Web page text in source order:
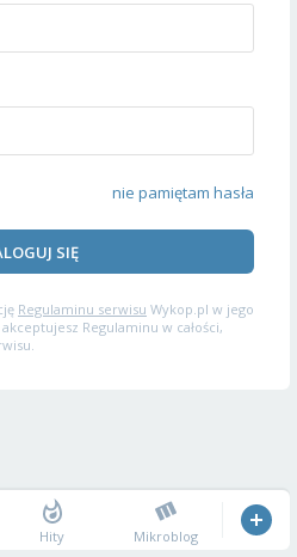
nie pamiętam hasła
SIĘ
Regulaminu serwisu Wykop.pl w jego
Regulaminu w całości,
Hity Mikroblog